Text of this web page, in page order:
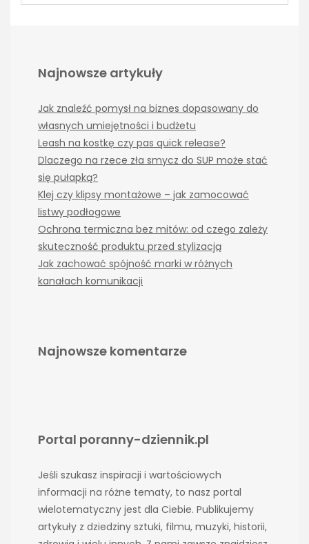
Najnowsze artykuły
Jak znaleźć pomysł na biznes dopasowany do
własnych umiejętności i budżetu
Leash na kostkę czy pas quick release?
Dlaczego na rzece zła smycz do SUP może stać
się pułapką?
Klej czy klipsy montażowe – jak zamocować
listwy podłogowe
Ochrona termiczna bez mitów: od czego zależy
skuteczność produktu przed stylizacją
Jak zachować spójność marki w różnych
kanałach komunikacji
Najnowsze komentarze
Portal poranny-dziennik.pl
Jeśli szukasz inspiracji i wartościowych
informacji na różne tematy, to nasz portal
wielotematyczny jest dla Ciebie. Publikujemy
artykuły z dziedziny sztuki, filmu, muzyki, historii,